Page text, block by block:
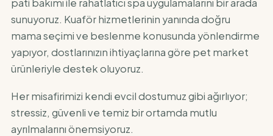
pati bakımı ile rahatlatıcı spa uygulamalarını bir arada
sunuyoruz. Kuaför hizmetlerinin yanında doğru
mama seçimi ve beslenme konusunda yönlendirme
yapıyor, dostlarınızın ihtiyaçlarına göre pet market
ürünleriyle destek oluyoruz.
Her misafirimizi kendi evcil dostumuz gibi ağırlıyor;
stressiz, güvenli ve temiz bir ortamda mutlu
ayrılmalarını önemsiyoruz.